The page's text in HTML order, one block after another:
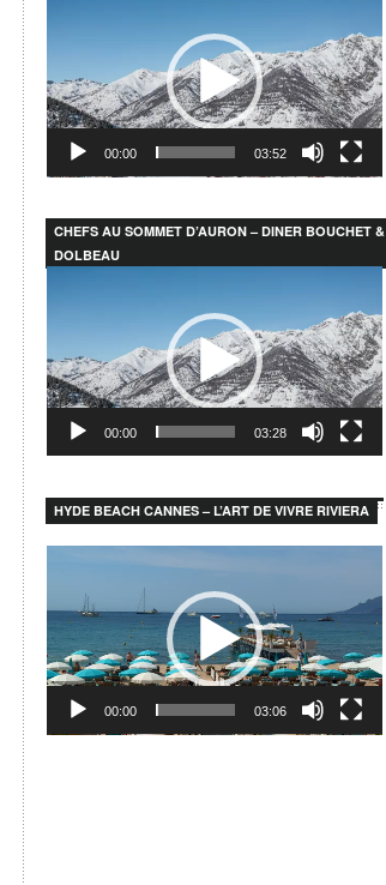
00:00 03:52
CHEFS AU SOMMET D’AURON – DINER BOUCHET &
DOLBEAU
00:00 03:28
HYDE BEACH CANNES – L’ART DE VIVRE RIVIERA
00:00 03:06